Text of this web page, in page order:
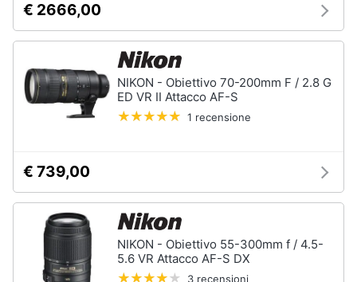
€ 2666,00
NIKON - Obiettivo 70-200mm F / 2.8 G
ED VR II Attacco AF-S
1 recensione
€ 739,00
NIKON - Obiettivo 55-300mm f / 4.5-
5.6 VR Attacco AF-S DX
3 recensioni